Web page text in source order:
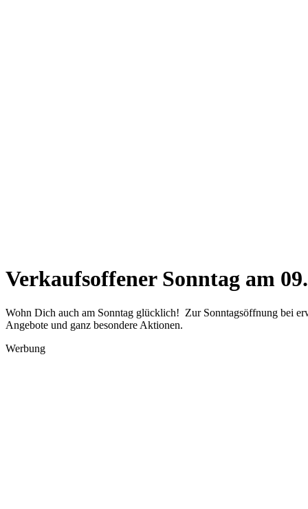
Verkaufsoffener Sonntag am
Wohn Dich auch am Sonntag glücklich! Zur Sonntagsöffnung bei
Angebote und ganz besondere Aktionen.
Werbung